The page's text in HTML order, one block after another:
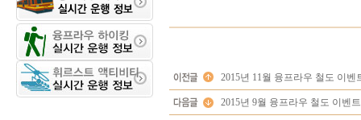
2015년 11월 융프라우 철도 이벤
2015년 9월 융프라우 철도 이벤